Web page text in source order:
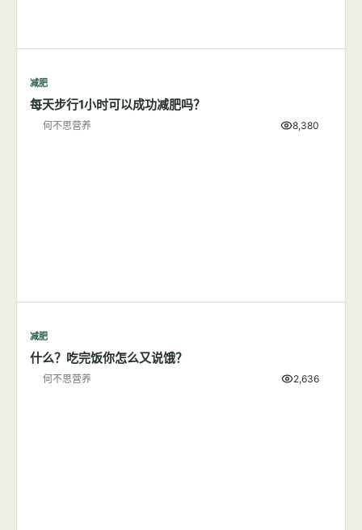
减肥
每天步行1小时可以成功减肥吗？
何不思营养 8,380
减肥
什么？吃完饭你怎么又说饿？
何不思营养 2,636